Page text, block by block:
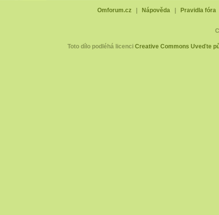
Omforum.cz Nápověda Pravidla fóra
Toto dílo podléhá licenciCreative Commons Uveďte